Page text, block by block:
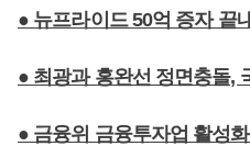
● 뉴프라이드 50억 증자 끝
● 최광과 홍완선 정면충돌,
● 금융위 금융투자업 활성